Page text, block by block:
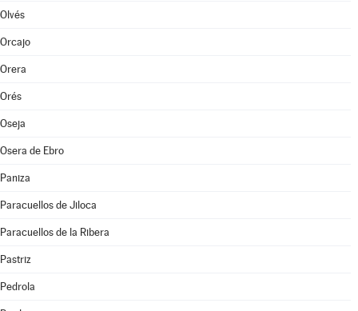
Olvés
Orcajo
Orera
Orés
Oseja
Osera de Ebro
Paniza
Paracuellos de Jiloca
Paracuellos de la Ribera
Pastriz
Pedrola